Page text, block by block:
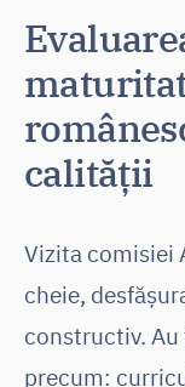
calității
Vizita comisiei
cheie,
constructiv.
precum: